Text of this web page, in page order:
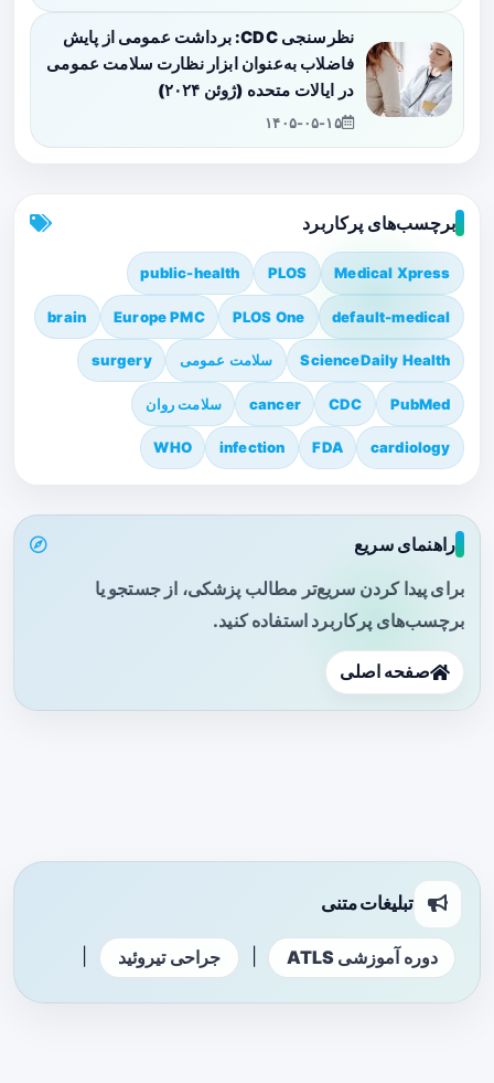
نظرسنجی CDC: برداشت عمومی از پایش
فاضلاب به‌عنوان ابزار نظارت سلامت عمومی
در ایالات متحده (ژوئن ۲۰۲۴)
۱۴۰۵-۰۵-۱۵
برچسب‌های پرکاربرد
Medical Xpress
PLOS
public-health
default-medical
PLOS One
Europe PMC
brain
ScienceDaily Health سلامت عمومی surgery
PubMed
CDC
cancer سلامت روان
cardiology
FDA
infection
WHO
راهنمای سریع
برای پیدا کردن سریع‌تر مطالب پزشکی، از جستجو یا
برچسب‌های پرکاربرد استفاده کنید.
صفحه اصلی
تبلیغات متنی
دوره آموزشی ATLS جراحی تیروئید